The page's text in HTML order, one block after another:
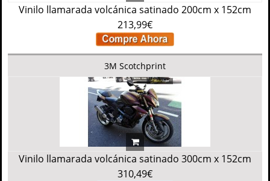
Vinilo llamarada volcánica satinado 200cm x 152cm
213,99€
3M Scotchprint
Vinilo llamarada volcánica satinado 300cm x 152cm
310,49€